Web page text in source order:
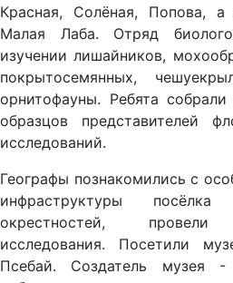
Красная, Солёная, Попова,
Малая Лаба. Отряд
изучении лишайников,
покрытосемянных,
орнитофауны. Ребята
образцов представителей
исследований.
Географы познакомились с
инфраструктуры
окрестностей, провели
исследования. Посетили
Псебай. Создатель музея